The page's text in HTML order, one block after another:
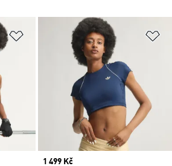
Přidat do seznamu přání
Price
1 499 Kč